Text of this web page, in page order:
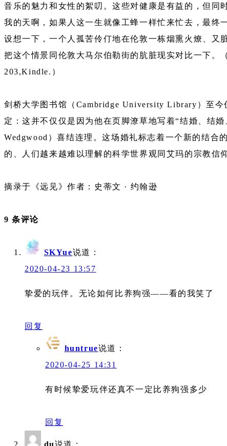
音乐的魅力和女性的絮叨。这些对健康是有益的，但同
我的天啊，如果人这一生就像工蜂一样忙来忙去，最
设想一下，一个人孤苦伶仃地在伦敦一栋烟熏火燎、又
把这个情景同伦敦大马尔伯勒街的肮脏现实对比一下
203,Kindle.）
剑桥大学图书馆（Cambridge University Library）至
定：这并不仅仅是因为他在页脚潦草地写着“结婚、结
Wedgwood）喜结连理。这场婚礼标志着一个新的结合
的、人们越来越难以理解的科学世界观同艾玛的宗教信
摘录于《远见》作者：史蒂文 · 约翰逊
9 条评论
SKYue说道：
2020-04-23 13:57
挚爱的玩伴。无论如何比养狗强——看的我笑了
回复
huntrue说道：
2020-04-25 14:31
有时候挚爱玩伴还真不一定比养狗强多少
回复
du说道：